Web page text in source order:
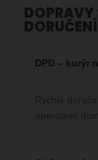
DOPRAVY
DORUČENÍ
DPD – kurýr